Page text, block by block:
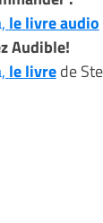
le livre audio
Audible!
le livrede